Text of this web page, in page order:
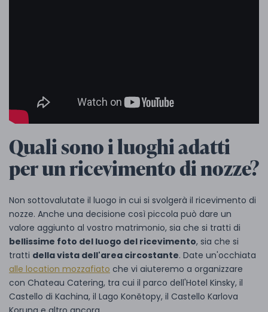
Quali sono i luoghi adatti
per un ricevimento di nozze?
Non sottovalutate il luogo in cui si svolgerà il ricevimento di
nozze. Anche una decisione così piccola può dare un
valore aggiunto al vostro matrimonio, sia che si tratti di
bellissime foto del luogo del ricevimento, sia che si
tratti della vista dell'area circostante. Date un'occhiata
alle location mozzafiato che vi aiuteremo a organizzare
con Chateau Catering, tra cui il parco dell'Hotel Kinsky, il
Castello di Kachina, il Lago Konětopy, il Castello Karlova